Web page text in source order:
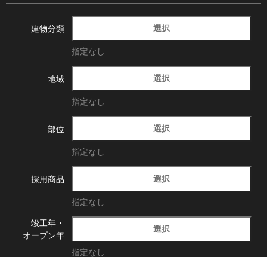
建物分類 選択
指定なし
地域 選択
指定なし
部位 選択
指定なし
採用商品 選択
指定なし
竣工年・
オープン年
選択
指定なし